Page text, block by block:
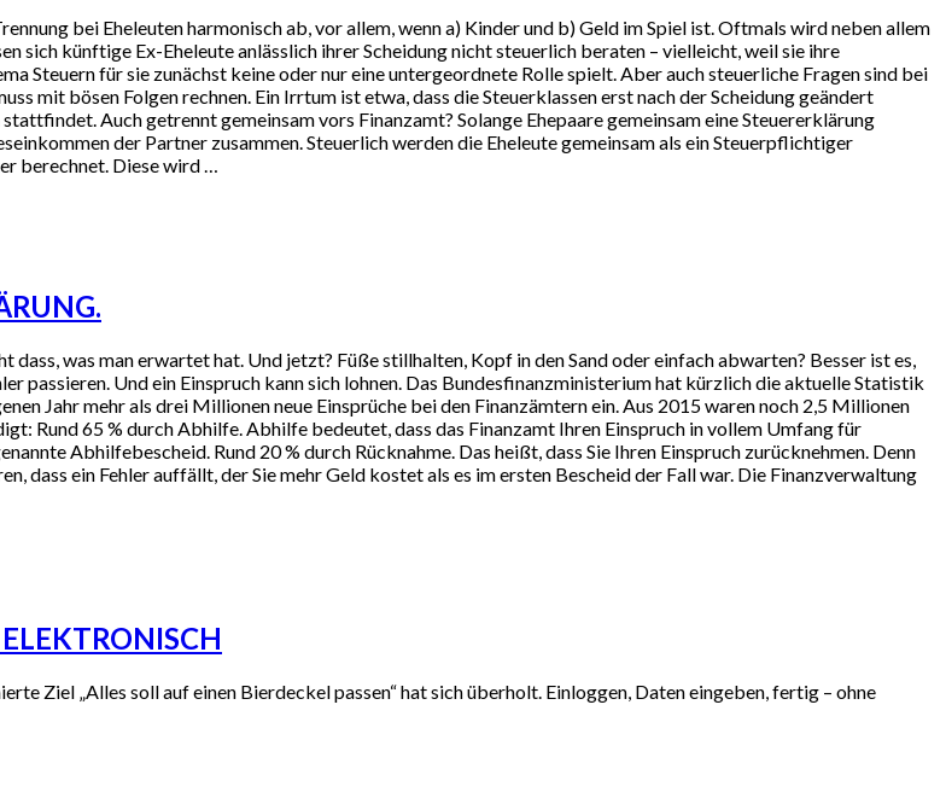
bei Eheleuten harmonisch ab, vor allem, wenn a) Kinder und b) Geld im Spiel ist. Oftmals wird neben allem
sich künftige Ex-Eheleute anlässlich ihrer Scheidung nicht steuerlich beraten – vielleicht, weil sie ihre
Steuern für sie zunächst keine oder nur eine untergeordnete Rolle spielt. Aber auch steuerliche Fragen sind bei
mit bösen Folgen rechnen. Ein Irrtum ist etwa, dass die Steuerklassen erst nach der Scheidung geändert
Auch getrennt gemeinsam vors Finanzamt? Solange Ehepaare gemeinsam eine Steuererklärung
der Partner zusammen. Steuerlich werden die Eheleute gemeinsam als ein Steuerpflichtiger
berechnet. Diese wird …
was man erwartet hat. Und jetzt? Füße stillhalten, Kopf in den Sand oder einfach abwarten? Besser ist es,
passieren. Und ein Einspruch kann sich lohnen. Das Bundesfinanzministerium hat kürzlich die aktuelle Statistik
Jahr mehr als drei Millionen neue Einsprüche bei den Finanzämtern ein. Aus 2015 waren noch 2,5 Millionen
Rund 65 % durch Abhilfe. Abhilfe bedeutet, dass das Finanzamt Ihren Einspruch in vollem Umfang für
Abhilfebescheid. Rund 20 % durch Rücknahme. Das heißt, dass Sie Ihren Einspruch zurücknehmen. Denn
dass ein Fehler auffällt, der Sie mehr Geld kostet als es im ersten Bescheid der Fall war. Die Finanzverwaltung
Ziel „Alles soll auf einen Bierdeckel passen“ hat sich überholt. Einloggen, Daten eingeben, fertig – ohne